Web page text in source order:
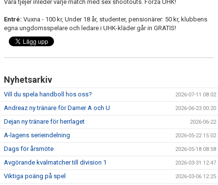
Våra tjejer inleder varje match med sex shootouts. Forza UHK!
Entré: Vuxna - 100 kr, Under 18 år, studenter, pensionärer: 50 kr, klubbens
egna ungdomsspelare och ledare i UHK-kläder går in GRATIS!
Nyhetsarkiv
Vill du spela handboll hos oss? 2026-07-11 08:02
Andreaz ny tränare för Damer A och U 2026-06-23 00:20
Dejan ny tränare för herrlaget 2026-06-22
A-lagens serieindelning 2026-05-22 15:02
Dags för årsmöte 2026-05-18 08:58
Avgörande kvalmatcher till division 1 2026-03-31 12:47
Viktiga poäng på spel 2026-03-06 12:25